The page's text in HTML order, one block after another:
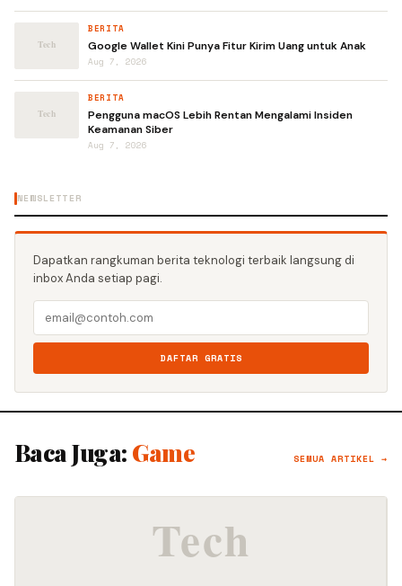
BERITA
Google Wallet Kini Punya Fitur Kirim Uang untuk Anak
Aug 7, 2026
BERITA
Pengguna macOS Lebih Rentan Mengalami Insiden
Keamanan Siber
Aug 7, 2026
NEWSLETTER
Dapatkan rangkuman berita teknologi terbaik langsung di
inbox Anda setiap pagi.
DAFTAR GRATIS
Baca Juga: Game SEMUA ARTIKEL →